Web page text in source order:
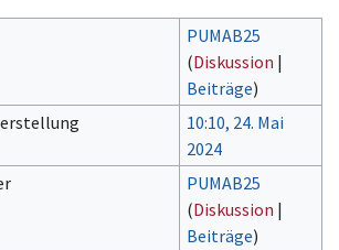
PUMAB25
(Diskussion |
Beiträge)
10:10, 24. Mai
2024
PUMAB25
(Diskussion |
Beiträge)